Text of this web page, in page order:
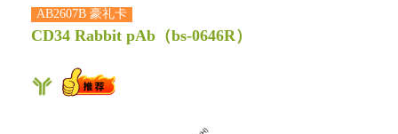
AB2607B 豪礼卡
CD34 Rabbit pAb （bs-0646R）